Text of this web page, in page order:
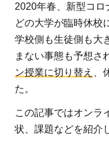
2020年春、新型コ
どの大学が臨時休校
学校側も生徒側も大
まない事態も予想さ
ン授業に切り替え
た。
この記事ではオンラ
状、課題などを紹介